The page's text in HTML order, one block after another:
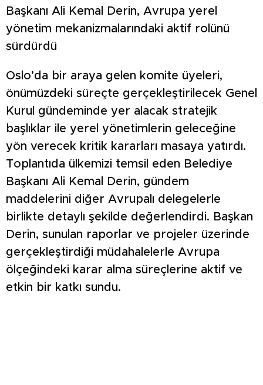
Başkanı Ali Kemal Derin, Avrupa yerel
yönetim mekanizmalarındaki aktif rolünü
sürdürdü
Oslo’da bir araya gelen komite üyeleri,
önümüzdeki süreçte gerçekleştirilecek Genel
Kurul gündeminde yer alacak stratejik
başlıklar ile yerel yönetimlerin geleceğine
yön verecek kritik kararları masaya yatırdı.
Toplantıda ülkemizi temsil eden Belediye
Başkanı Ali Kemal Derin, gündem
maddelerini diğer Avrupalı delegelerle
birlikte detaylı şekilde değerlendirdi. Başkan
Derin, sunulan raporlar ve projeler üzerinde
gerçekleştirdiği müdahalelerle Avrupa
ölçeğindeki karar alma süreçlerine aktif ve
etkin bir katkı sundu.